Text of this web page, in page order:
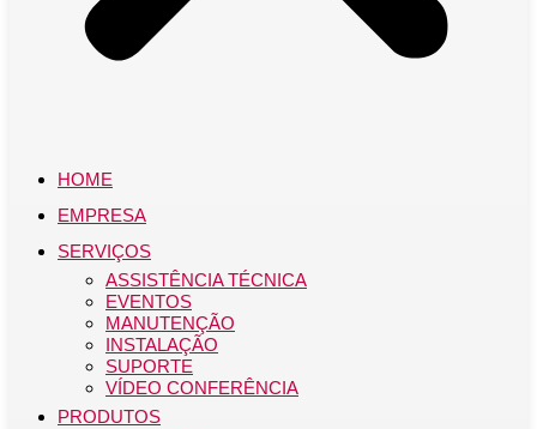
HOME
EMPRESA
SERVIÇOS
ASSISTÊNCIA TÉCNICA
EVENTOS
MANUTENÇÃO
INSTALAÇÃO
SUPORTE
VÍDEO CONFERÊNCIA
PRODUTOS